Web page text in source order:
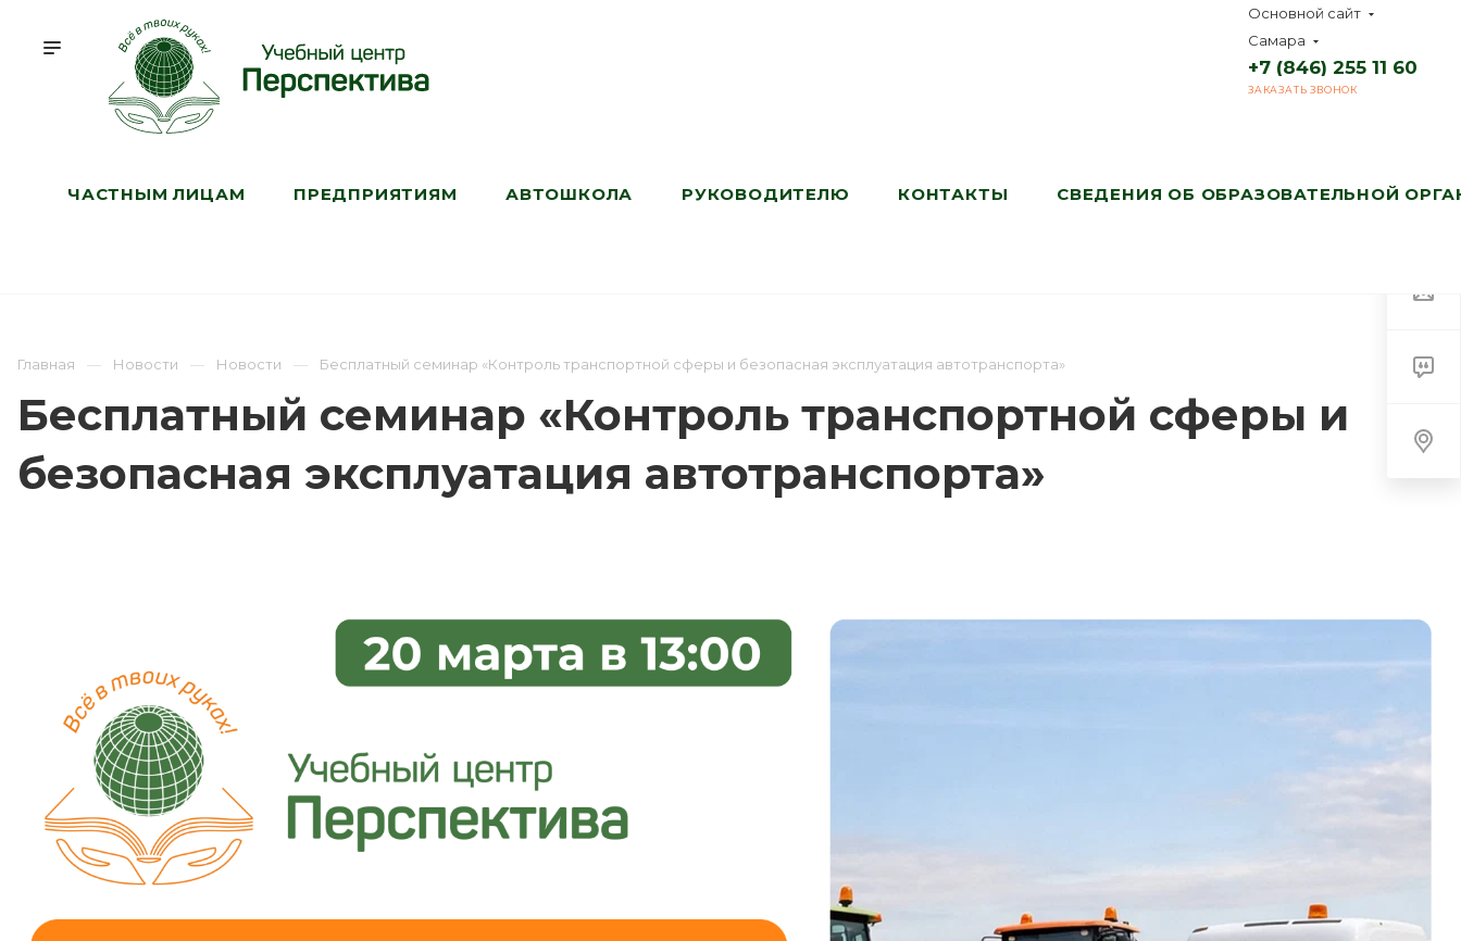
Основной сайт
Самара
+7 (846) 255 11 60
ЗАКАЗАТЬ ЗВОНОК
ЧАСТНЫМ ЛИЦАМ ПРЕДПРИЯТИЯМ АВТОШКОЛА РУКОВОДИТЕЛЮ КОНТАКТЫ СВЕДЕНИЯ ОБ ОБРАЗОВАТЕЛЬНОЙ
Главная Новости Новости Бесплатный семинар «Контроль транспортной сферы и безопасная эксплуатация автотранспорта»
Бесплатный семинар «Контроль транспортной сферы и
безопасная эксплуатация автотранспорта»